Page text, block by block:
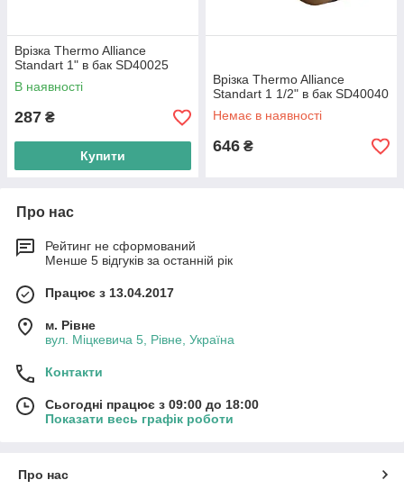
Врізка Thermo Alliance
Standart 1" в бак SD40025
В наявності
287 ₴
Купити
Врізка Thermo Alliance
Standart 1 1/2" в бак SD40040
Немає в наявності
646 ₴
Про нас
Рейтинг не сформований
Менше 5 відгуків за останній рік
Працює з 13.04.2017
м. Рівне
вул. Міцкевича 5, Рівне, Україна
Контакти
Сьогодні працює з 09:00 до 18:00
Показати весь графік роботи
Про нас